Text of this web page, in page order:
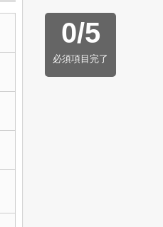
0/5
必須項目完了